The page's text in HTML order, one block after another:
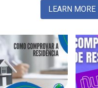
LEARN MORE